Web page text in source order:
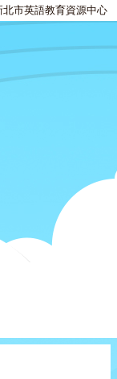
北市英語教育資源中心